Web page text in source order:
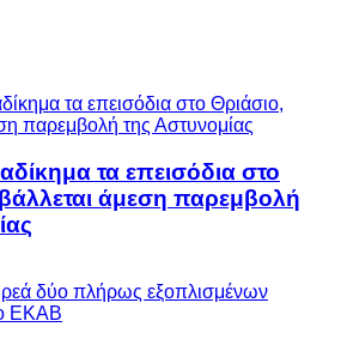
τα επεισόδια στο
άμεση παρεμβολή